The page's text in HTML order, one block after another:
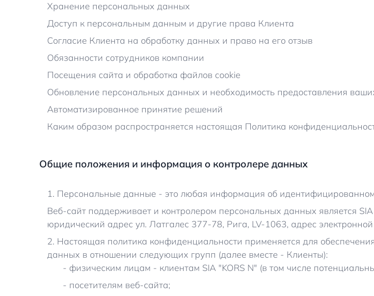
Хранение персональных данных
Доступ к персональным данным и другие права Клиента
Согласие Клиента на обработку данных и право на его отзыв
Обязанности сотрудников компании
Посещения сайта и обработка файлов cookie
Обновление персональных данных и необходимость предоставления
Автоматизированное принятие решений
Каким образом распространяется настоящая Политика
Общие положения и информация о контролере данных
1. Персональные данные - это любая информация об
Веб-сайт поддерживает и контролером персональных данных является
юридический адрес ул. Латгалес 377-78, Рига, LV-1063, адрес
2. Настоящая политика конфиденциальности применяется для
данных в отношении следующих групп (далее вместе - Клиенты):
- физическим лицам - клиентам SIA "KORS N" (в том числе
- посетителям веб-сайта;